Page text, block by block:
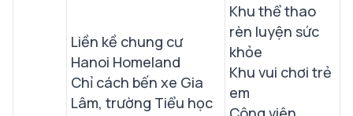
Liền kề chung cư
Hanoi Homeland
Chỉ cách bến xe Gia
Lâm, trường Tiểu học
Khu thể thao
rèn luyện sức
khỏe
Khu vui chơi trẻ
em